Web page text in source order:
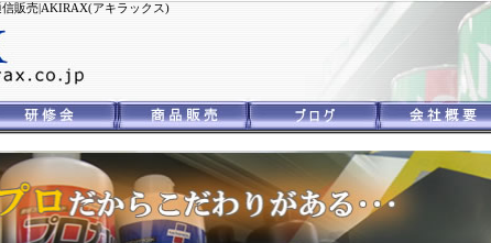
販売|AKIRAX(アキラックス)